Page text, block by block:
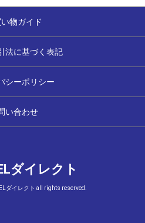
物ガイド
法に基づく表記
シーポリシー
い合わせ
ダイレクト
ダイレクト all rights reserved.